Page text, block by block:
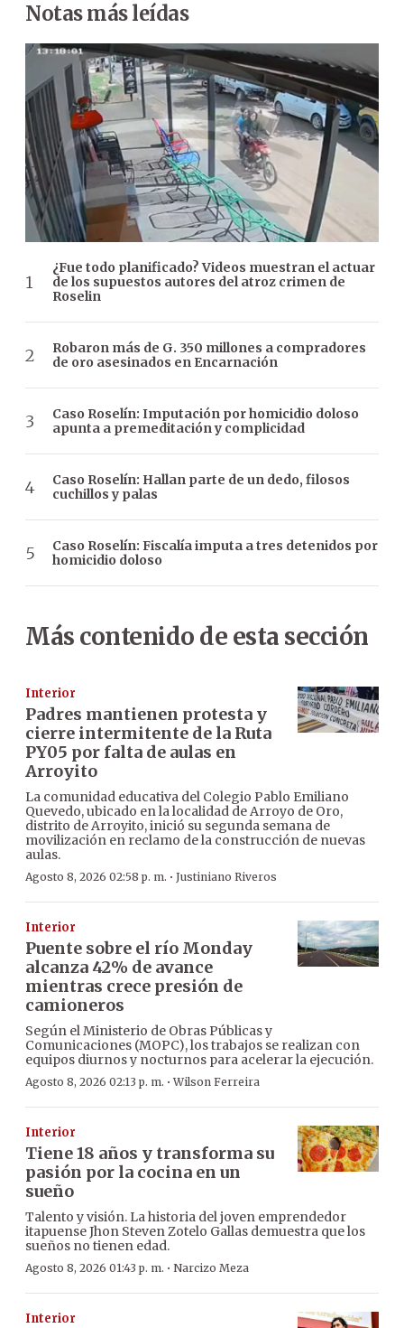
Notas más leídas
¿Fue todo planificado? Videos muestran el actuar
de los supuestos autores del atroz crimen de
Roselin
Robaron más de G. 350 millones a compradores
de oro asesinados en Encarnación
Caso Roselín: Imputación por homicidio doloso
apunta a premeditación y complicidad
Caso Roselín: Hallan parte de un dedo, filosos
cuchillos y palas
Caso Roselín: Fiscalía imputa a tres detenidos por
homicidio doloso
Más contenido de esta sección
Interior
Padres mantienen protesta y
cierre intermitente de la Ruta
PY05 por falta de aulas en
Arroyito
La comunidad educativa del Colegio Pablo Emiliano
Quevedo, ubicado en la localidad de Arroyo de Oro,
distrito de Arroyito, inició su segunda semana de
movilización en reclamo de la construcción de nuevas
aulas.
Agosto 8, 2026 02:58 p. m. · Justiniano Riveros
Interior
Puente sobre el río Monday
alcanza 42% de avance
mientras crece presión de
camioneros
Según el Ministerio de Obras Públicas y
Comunicaciones (MOPC), los trabajos se realizan con
equipos diurnos y nocturnos para acelerar la ejecución.
Agosto 8, 2026 02:13 p. m. ·Wilson Ferreira
Interior
Tiene 18 años y transforma su
pasión por la cocina en un
sueño
Talento y visión. La historia del joven emprendedor
itapuense Jhon Steven Zotelo Gallas demuestra que los
sueños no tienen edad.
Agosto 8, 2026 01:43 p. m. · Narcizo Meza
Interior